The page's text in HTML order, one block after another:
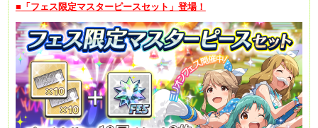
■ 「フェス限定マスターピースセット」登場！